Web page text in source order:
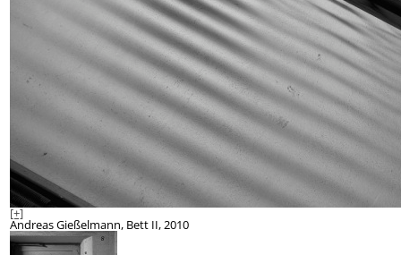
[+]
Andreas Gießelmann, Bett II, 2010